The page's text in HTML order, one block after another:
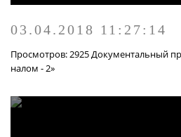
03.04.2018 11:27:14
Просмотров: 2925 Документальный
налом - 2»